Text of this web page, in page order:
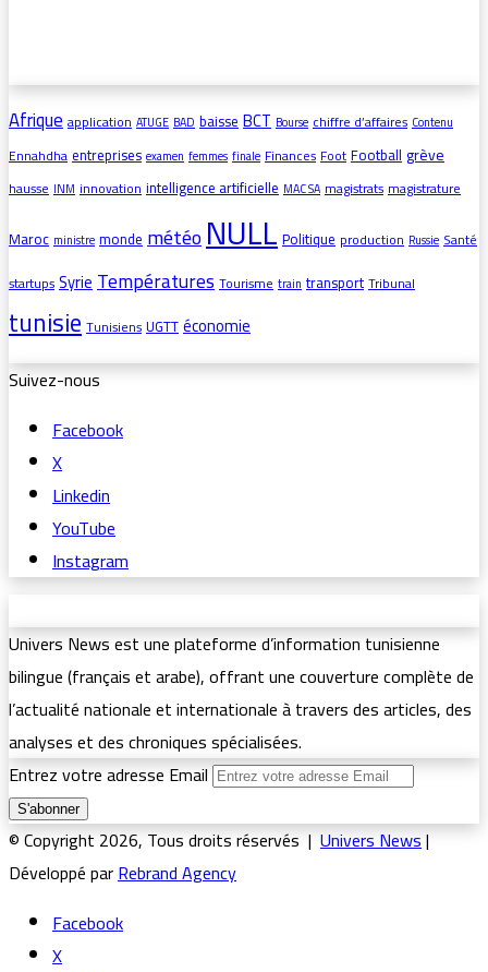
Afriqueapplication ATUGE BAD baisseBCT Bourse chiffre d’affaires Contenu
Ennahdhaentreprises examen femmes finale FinancesFootFootballgrève
hausse INM innovationintelligence artificielle MAC SA magistratsmagistrature
Maroc ministre mondemétéoNULLPolitique production Russie Santé
startupsSyrieTempératuresTourisme train transportTribunal
tunisieTunisiensUGTTéconomie
Suivez-nous
Facebook
X
Linkedin
YouTube
Instagram
Univers News est une plateforme d’information tunisienne
bilingue (français et arabe), offrant une couverture complète de
l’actualité nationale et internationale à travers des articles, des
analyses et des chroniques spécialisées.
Entrez votre adresse Email
© Copyright 2026, Tous droits réservés |Univers News|
Développé parRebrand Agency
Facebook
X